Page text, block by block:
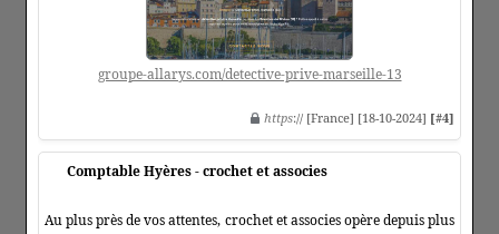
groupe-allarys.com/detective-prive-marseille-13
https:// [France] [18-10-2024] [#4]
Comptable Hyères - crochet et associes
Au plus près de vos attentes, crochet et associes opère depuis plus